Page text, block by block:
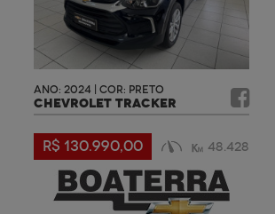
ANO: 2024 | COR: PRETO
CHEVROLET TRACKER
R$ 130.990,00 48.428